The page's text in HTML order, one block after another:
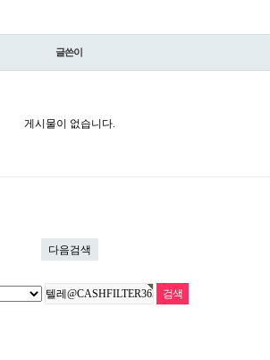
글쓴이
게시물이 없습니다.
다음검색